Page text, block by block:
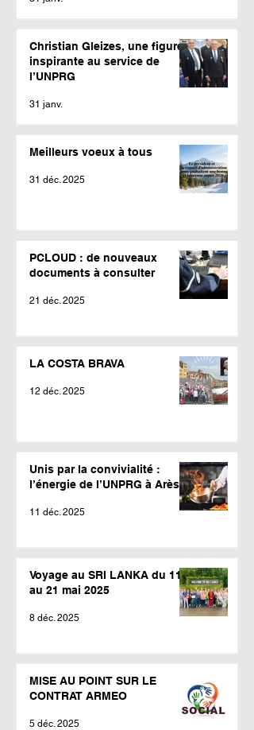
Christian Gleizes, une figure
inspirante au service de
l’UNPRG
31 janv.
Meilleurs voeux à tous
31 déc. 2025
PCLOUD : de nouveaux
documents à consulter
21 déc. 2025
LA COSTA BRAVA
12 déc. 2025
Unis par la convivialité :
l’énergie de l’UNPRG à Arès !
11 déc. 2025
Voyage au SRI LANKA du 11
au 21 mai 2025
8 déc. 2025
MISE AU POINT SUR LE
CONTRAT ARMEO
5 déc. 2025